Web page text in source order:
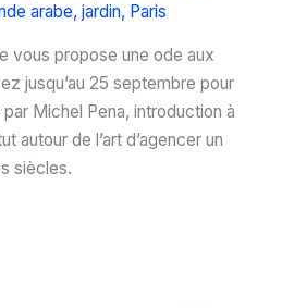
arabe, jardin, Paris
vous propose une ode aux
jusqu’au 25 septembre pour
Michel Pena, introduction à
autour de l’art d’agencer un
siècles.